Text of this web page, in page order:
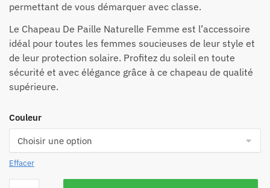
permettant de vous démarquer avec classe.
Le Chapeau De Paille Naturelle Femme est l’accessoire
idéal pour toutes les femmes soucieuses de leur style et
de leur protection solaire. Profitez du soleil en toute
sécurité et avec élégance grâce à ce chapeau de qualité
supérieure.
Couleur
Effacer